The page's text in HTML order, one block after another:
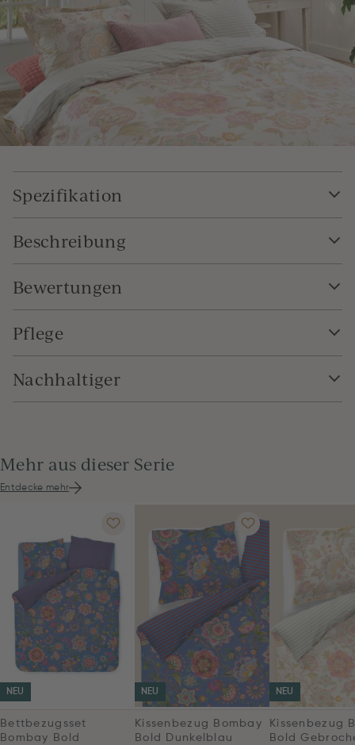
Spezifikation
Beschreibung
Bewertungen
Pflege
Nachhaltiger
Mehr aus dieser Serie
Entdecke mehr
NEU
Bettbezugsset
Bombay Bold
NEU
Kissenbezug Bombay
Bold Dunkelblau
NEU
Kissenbezug
Bold